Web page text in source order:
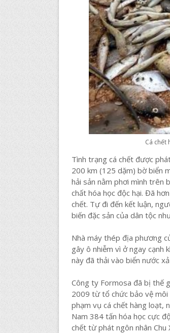
Cá chết
Tình trạng cá chết được
200 km (125 dặm) bờ biển
hải sản nằm phơi mình trên
chất hóa học độc hại. Đã
chết. Tự đi đến kết luận,
biến đặc sản của dân tộc
Nhà máy thép địa phương
gây ô nhiễm vì ở ngay cạnh
này đã thải vào biển nước
Công ty Formosa đã bị thế
2009 từ tổ chức bảo vệ môi
phạm vụ cá chết hàng loạt,
Nam 384 tấn hóa học cực
chết từ phát ngôn nhân Chu